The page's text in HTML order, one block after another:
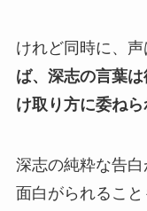
けれど同時に、声
ば、深志の言葉
け取り方に委ねら
深志の純粋な告白
面白がられるこ